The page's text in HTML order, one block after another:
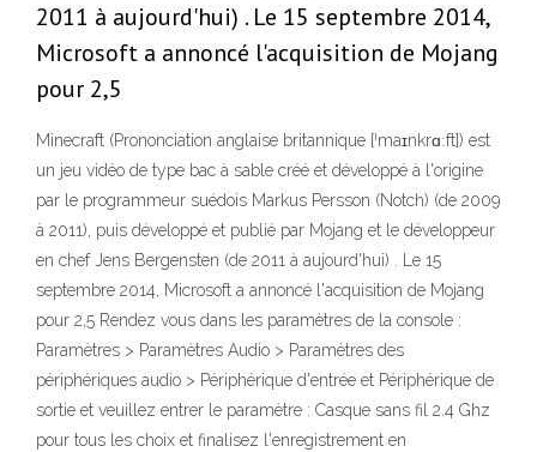
2011 à aujourd'hui) . Le 15 septembre 2014,
Microsoft a annoncé l'acquisition de Mojang
pour 2,5
Minecraft (Prononciation anglaise britannique [ˈmaɪnkrɑːft]) est
un jeu vidéo de type bac à sable créé et développé à l'origine
par le programmeur suédois Markus Persson (Notch) (de 2009
à 2011), puis développé et publié par Mojang et le développeur
en chef Jens Bergensten (de 2011 à aujourd'hui) . Le 15
septembre 2014, Microsoft a annoncé l'acquisition de Mojang
pour 2,5 Rendez vous dans les paramètres de la console :
Paramètres > Paramètres Audio > Paramètres des
périphériques audio > Périphérique d'entrée et Périphérique de
sortie et veuillez entrer le paramètre : Casque sans fil 2.4 Ghz
pour tous les choix et finalisez l'enregistrement en